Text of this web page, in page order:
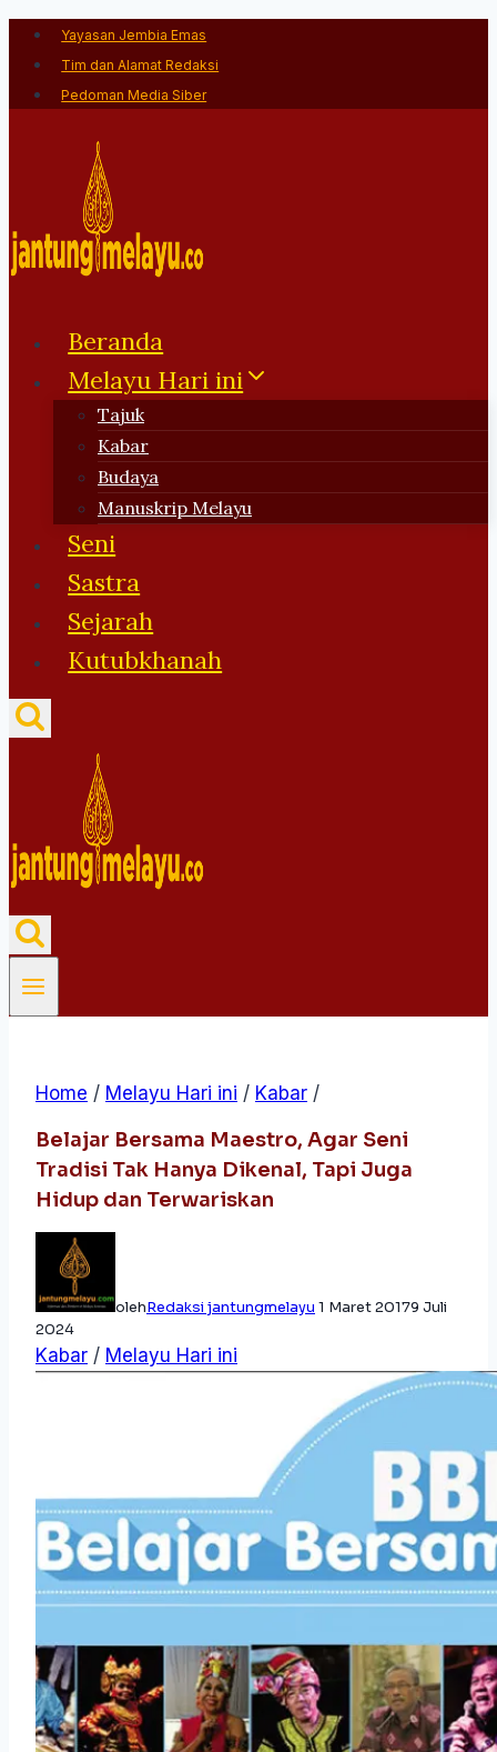
Skip
content
Yayasan Jembia Emas
Tim dan Alamat Redaksi
Pedoman Media Siber
Beranda
Melayu Hari ini
Tajuk
Kabar
Budaya
Manuskrip Melayu
Seni
Sastra
Sejarah
Kutubkhanah
Home / Melayu Hari ini / Kabar /
Belajar Bersama Maestro, Agar Seni
Tradisi Tak Hanya Dikenal, Tapi Juga
Hidup dan Terwariskan
olehRedaksi jantungmelayu 1 Maret 20179 Juli
2024
Kabar / Melayu Hari ini